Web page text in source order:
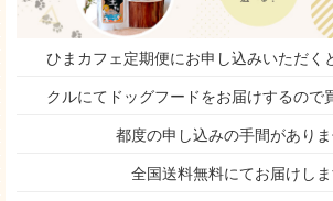
ひまカフェ定期便にお申し込みいただく
クルにてドッグフードをお届けするので
都度の申し込みの手間がありま
全国送料無料にてお届けしま